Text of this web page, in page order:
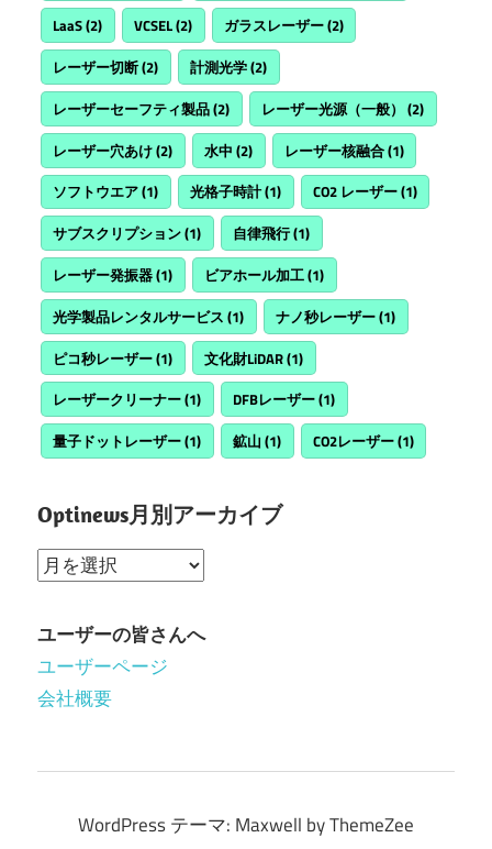
LaaS(2) VCSEL(2) ガラスレーザー(2)
レーザー切断(2) 計測光学(2)
レーザーセーフティ製品(2) レーザー光源（一般） (2)
レーザー穴あけ(2) 水中 (2) レーザー核融合(1)
ソフトウエア(1) 光格子時計(1) CO2 レーザー(1)
サブスクリプション(1) 自律飛行(1)
レーザー発振器(1) ビアホール加工(1)
光学製品レンタルサービス (1) ナノ秒レーザー(1)
ピコ秒レーザー(1) 文化財LiDAR(1)
レーザークリーナー(1) DFBレーザー(1)
量子ドットレーザー(1) 鉱山 (1) CO2レーザー(1)
Optinews月別アーカイブ
Optinews
別
ア
ー
ユーザーの皆さんへ
ユーザーページ
会社概要
WordPress テーマ: Maxwell by ThemeZee